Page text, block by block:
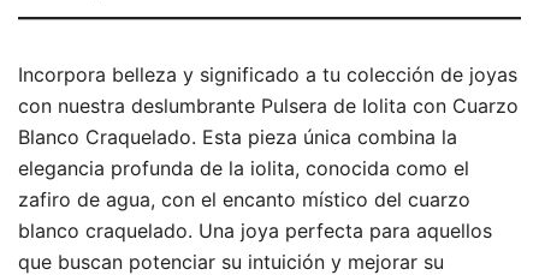
Incorpora belleza y significado a tu colección de joyas
con nuestra deslumbrante Pulsera de Iolita con Cuarzo
Blanco Craquelado. Esta pieza única combina la
elegancia profunda de la iolita, conocida como el
zafiro de agua, con el encanto místico del cuarzo
blanco craquelado. Una joya perfecta para aquellos
que buscan potenciar su intuición y mejorar su